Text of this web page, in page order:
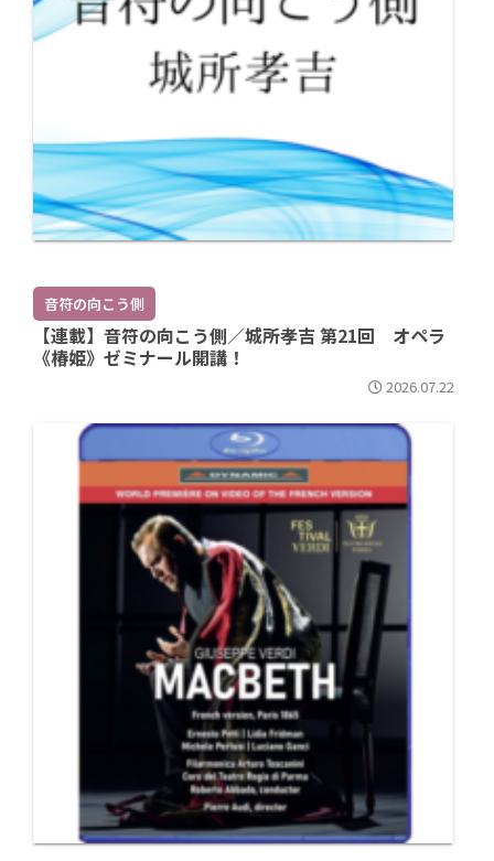
音符の向こう側
【連載】音符の向こう側／城所孝吉 第21回 オペラ
《椿姫》ゼミナール開講！
2026.07.22